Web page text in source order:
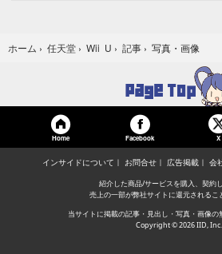
ホーム › 任天堂 › Wii U › 記事 › 写真・画像
Home Facebook X
インサイドについて お問合せ 広告掲載 会
紹介した商品/サービスを購入、契約し
売上の一部が弊社サイトに還元されるこ
当サイトに掲載の記事・見出し・写真・画像の
Copyright © 2026 IID, Inc.